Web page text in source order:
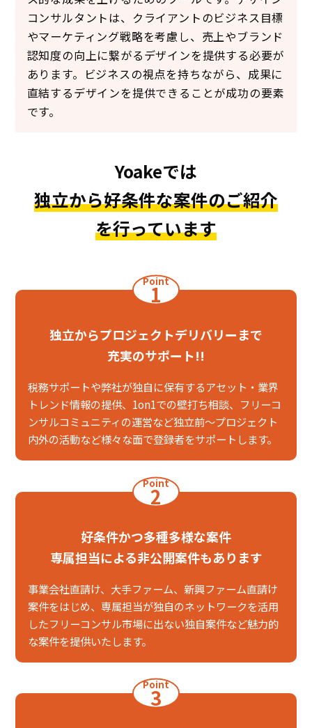
コンサルタントは、クライアントのビジネス目標
やマーケティング戦略を考慮し、売上やブランド
認知度の向上に繋がるデザインを提供する必要が
あります。ビジネスの視点を持ちながら、成果に
直結するデザインを提供できることが成功の要素
です。
Yoakeでは
独立から好条件な案件のご紹介
を行っています
Point
1
独立からプロジェクトデリバリーまで
充実のサポート!!
税務サポートや弊社が独自に保有するアセット・業界
トレンド情報の提供、1on1での壁打ち相談、フリーコ
ンサルコミュニティの運営など独立前～プロジェクト
内外の活動など様々な面で登録者をサポートします。
Point
2
好条件かつ多種多様な案件
専属担当による非公開案件もあります
事業会社直請け、大手ファーム、新興ファーム直請け
案件をはじめ、専属担当が独自のネットワークを活用
したフリーコンサル市場に出ない独自案件など魅力的
な案件を提供いたします。
Point
3